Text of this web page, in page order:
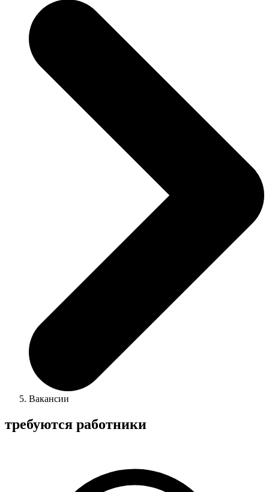
Вакансии
требуются работники